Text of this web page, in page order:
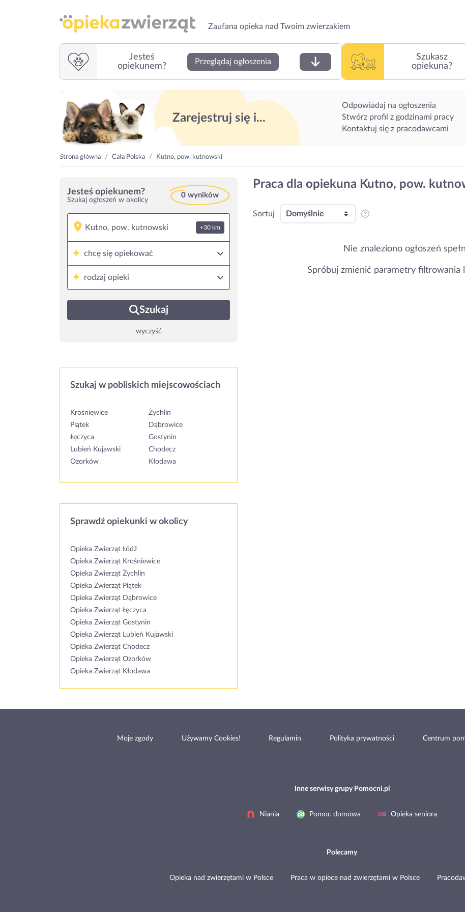
Zaufana opieka nad Twoim zwierzakiem
Jesteś
opiekunem?
Przeglądaj ogłoszenia
Szukasz
opiekuna?
Zarejestruj się i...
Odpowiadaj na ogłoszenia
Stwórz profil z godzinami pracy
Kontaktuj się z pracodawcami
Strona główna Cała Polska Kutno, pow. kutnowski
Jesteś opiekunem?
Szukaj ogłoszeń w okolicy
0 wyników
+30 km
chcę się opiekować
rodzaj opieki
Szukaj
wyczyść
Szukaj w pobliskich miejscowościach
Krośniewice
Żychlin
Piątek
Dąbrowice
Łęczyca
Gostynin
Lubień Kujawski
Chodecz
Ozorków
Kłodawa
Sprawdź opiekunki w okolicy
Opieka Zwierząt Łódź
Opieka Zwierząt Krośniewice
Opieka Zwierząt Żychlin
Opieka Zwierząt Piątek
Opieka Zwierząt Dąbrowice
Opieka Zwierząt Łęczyca
Opieka Zwierząt Gostynin
Opieka Zwierząt Lubień Kujawski
Opieka Zwierząt Chodecz
Opieka Zwierząt Ozorków
Opieka Zwierząt Kłodawa
Praca dla opiekuna Kutno, pow.
Sortuj
Nie znaleziono ogłoszeń
Spróbuj zmienić parametry filtrowania
Moje zgody Używamy Cookies! Regulamin Polityka prywatności Centrum
Inne serwisy grupy Pomocni.pl
Niania Pomoc domowa Opieka seniora
Polecamy
Opieka nad zwierzętami w Polsce Praca w opiece nad zwierzętami w Polsce